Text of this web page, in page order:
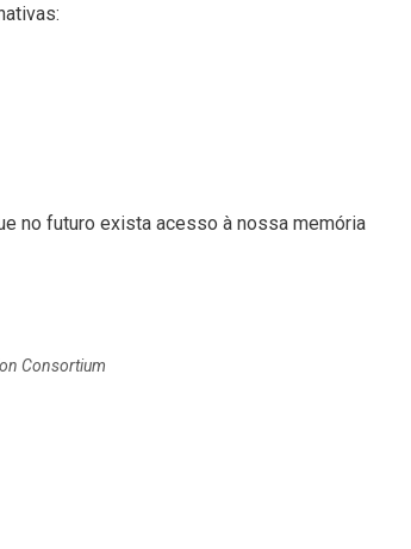
no futuro exista acesso à nossa memória
Consortium